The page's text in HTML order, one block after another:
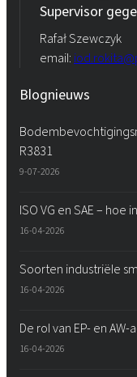
Supervisor
Rafał Szewczyk
email:
Blognieuws
R3831
9-07-2026
ISO VG en SAE –
16-04-2026
Soorten industriële
16-04-2026
De rol van EP- en
16-04-2026